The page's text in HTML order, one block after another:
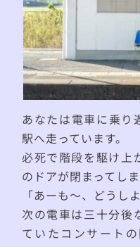
あなたは電車に乗り
駅へ走っています。
必死で階段を駆け上
のドアが閉まってしま
「あーも〜、どうし
次の電車は三十分後
ていたコンサート